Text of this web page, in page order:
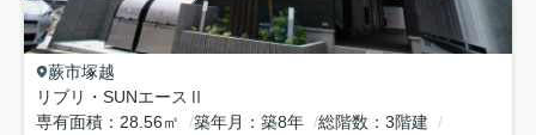
蕨市塚越
リブリ・SUNエースⅡ
専有面積
28.56㎡ 築年月 築8年 総階数
3階建